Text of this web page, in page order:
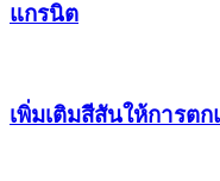
แกรนิต
เพิ่มเติมสีสันให้การต